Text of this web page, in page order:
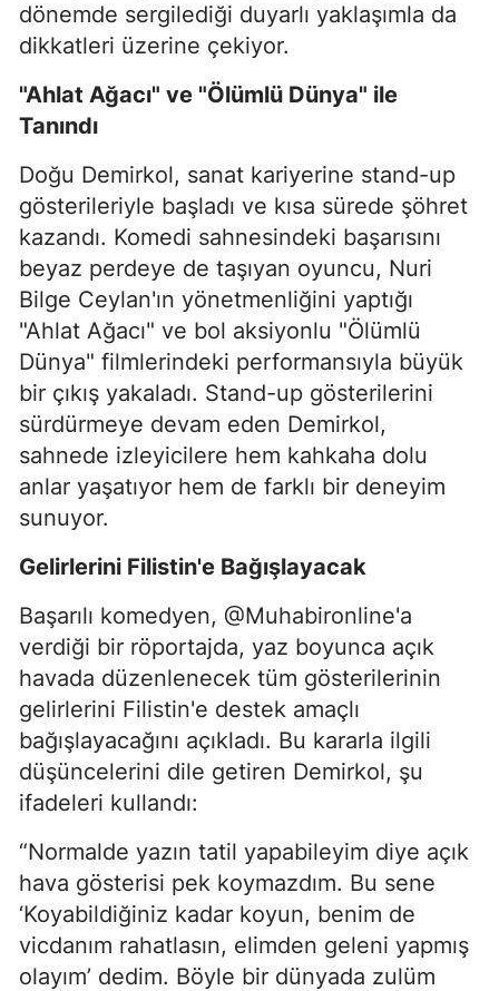
dönemde sergilediği duyarlı yaklaşımla da
dikkatleri üzerine çekiyor.
"Ahlat Ağacı" ve "Ölümlü Dünya" ile
Tanındı
Doğu Demirkol, sanat kariyerine stand-up
gösterileriyle başladı ve kısa sürede şöhret
kazandı. Komedi sahnesindeki başarısını
beyaz perdeye de taşıyan oyuncu, Nuri
Bilge Ceylan'ın yönetmenliğini yaptığı
"Ahlat Ağacı" ve bol aksiyonlu "Ölümlü
Dünya" filmlerindeki performansıyla büyük
bir çıkış yakaladı. Stand-up gösterilerini
sürdürmeye devam eden Demirkol,
sahnede izleyicilere hem kahkaha dolu
anlar yaşatıyor hem de farklı bir deneyim
sunuyor.
Gelirlerini Filistin'e Bağışlayacak
Başarılı komedyen, @Muhabironline'a
verdiği bir röportajda, yaz boyunca açık
havada düzenlenecek tüm gösterilerinin
gelirlerini Filistin'e destek amaçlı
bağışlayacağını açıkladı. Bu kararla ilgili
düşüncelerini dile getiren Demirkol, şu
ifadeleri kullandı:
“Normalde yazın tatil yapabileyim diye açık
hava gösterisi pek koymazdım. Bu sene
‘Koyabildiğiniz kadar koyun, benim de
vicdanım rahatlasın, elimden geleni yapmış
olayım’ dedim. Böyle bir dünyada zulüm